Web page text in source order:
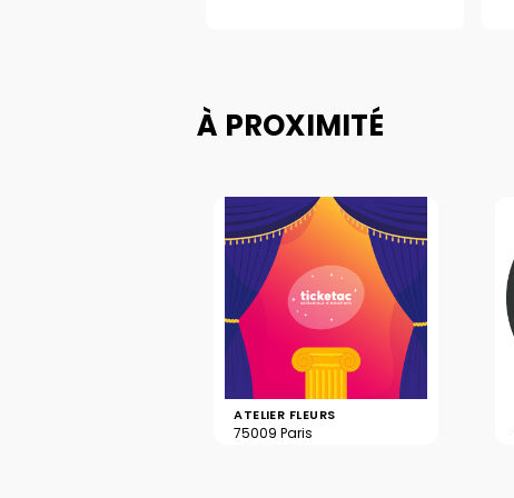
À PROXIMITÉ
ATELIER FLEURS
75009 Paris